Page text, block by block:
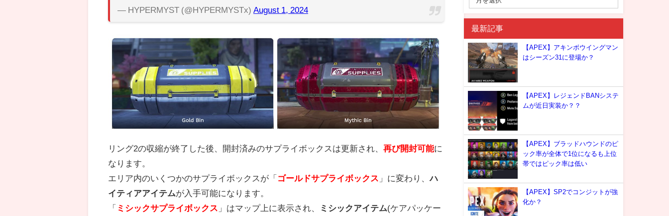
— HYPERMYST (@HYPERMYSTx) August 1, 2024
リング2の収縮が終了した後、開封済みのサプライボックスは更新され、 再び開封可能に
なります。
エリア内のいくつかのサプライボックスが「 ゴールドサプライボックス 」に変わり、 ハ
イティアアイテムが入手可能になります。
「 ミシックサプライボックス 」はマップ上に表示され、 ミシックアイテム(ケアパッケー
最新記事
【APEX】アキンボウイングマン
はシーズン31に登場か？
【APEX】レジェンドBANシステ
ムが近日実装か？？
【APEX】ブラッドハウンドのピ
ック率が全体で1位になるも上位
帯ではピック率は低い
【APEX】SP2でコンジットが強
化か？